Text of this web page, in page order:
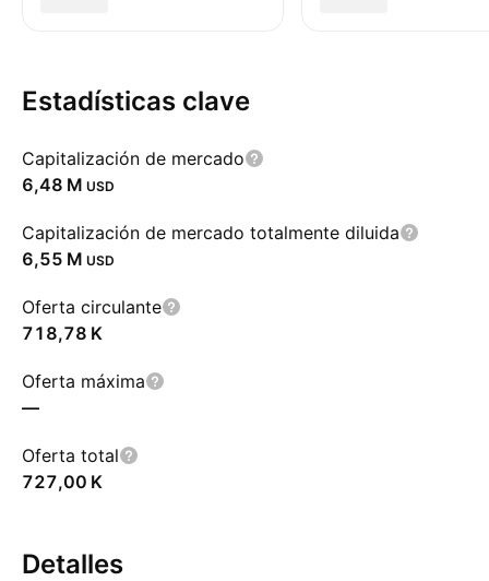
Estadísticas clave
Capitalización de mercado
‪6,48 M‬ USD
Capitalización de mercado totalmente diluida
‪6,55 M‬ USD
Oferta circulante
‪718,78 K‬
Oferta máxima
—
Oferta total
‪727,00 K‬
Detalles